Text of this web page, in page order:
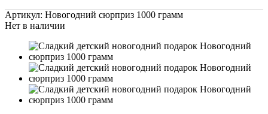
Артикул: Новогодний сюрприз 1000 грамм
Нет в наличии